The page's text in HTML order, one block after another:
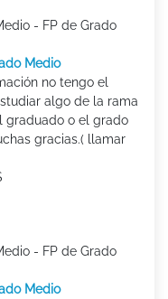
- FP de Grado
Medio
no tengo el
algo de la rama
graduado o el grado
gracias.( llamar
- FP de Grado
Medio